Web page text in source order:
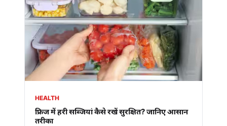
HEALTH
फ्रिज में हरी सब्जियां कैसे रखें सुरक्षित? जानिए आसान
तरीका